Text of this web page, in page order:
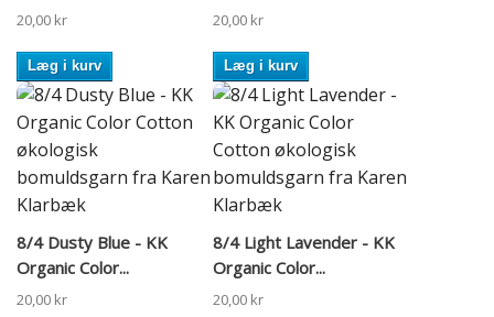
20,00 kr
Læg i kurv
20,00 kr
Læg i kurv
8/4 Dusty Blue - KK
Organic Color...
20,00 kr
8/4 Light Lavender - KK
Organic Color...
20,00 kr